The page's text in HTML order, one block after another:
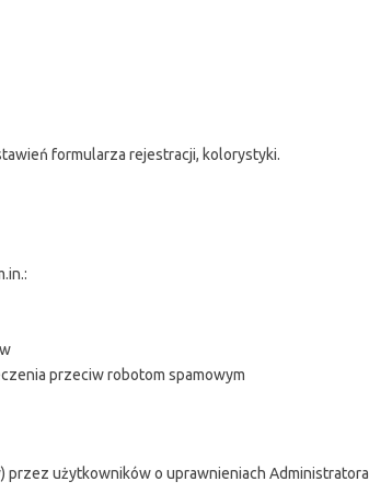
formularza rejestracji, kolorystyki.
przeciw robotom spamowym
przez użytkowników o uprawnieniach Administratora